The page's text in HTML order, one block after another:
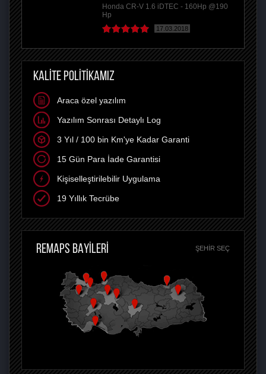
Honda CR-V 1.6 iDTEC - 160Hp @190
Hp
17.03.2018
KALİTE POLİTİKAMIZ
Araca özel yazılım
Yazılım Sonrası Detaylı Log
3 Yıl / 100 bin Km'ye Kadar Garanti
15 Gün Para İade Garantisi
Kişiselleştirilebilir Uygulama
19 Yıllık Tecrübe
REMAPS BAYİLERİ ŞEHIR SEÇ